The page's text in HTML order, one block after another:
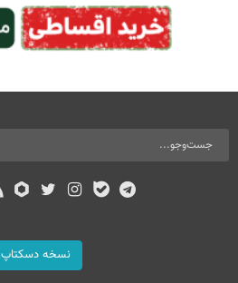
نسخه دسکتاپ